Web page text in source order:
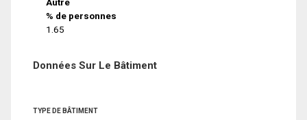
% de personnes
1.65
Données Sur Le Bâtiment
TYPE DE BÂTIMENT